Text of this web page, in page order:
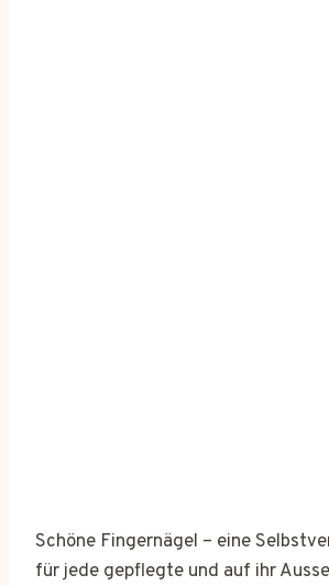
Schöne Fingernägel – eine
für jede gepflegte und auf ihr